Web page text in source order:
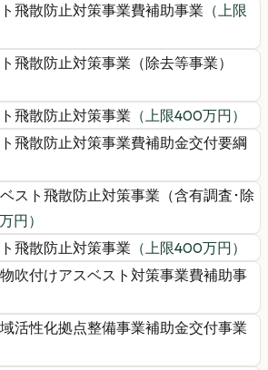
飛散防止対策事業費補助事業 （上限
飛散防止対策事業（除去等事業）
飛散防止対策事業 （上限400万円）
飛散防止対策事業費補助金交付要綱
スト飛散防止対策事業（含有調査･除
万円）
飛散防止対策事業 （上限400万円）
吹付けアスベスト対策事業費補助事
活性化拠点整備事業補助金交付事業